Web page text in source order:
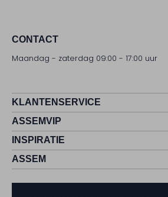
CONTACT
Maandag - zaterdag 09:00 - 17:00 uur
KLANTENSERVICE
ASSEMVIP
INSPIRATIE
ASSEM